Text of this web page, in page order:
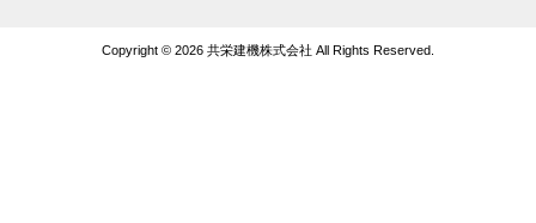
Copyright © 2026 共栄建機株式会社 All Rights Reserved.